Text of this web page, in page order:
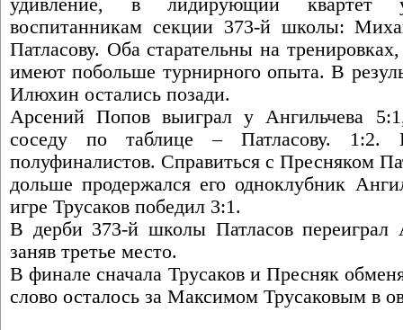
удивление, в лидирующий квартет
воспитанникам секции 373-й школы:
Патласову. Оба старательны на
имеют побольше турнирного опыта. В
Илюхин остались позади.
Арсений Попов выиграл у Ангильчева
соседу по таблице – Патласову. 1:2.
полуфиналистов. Справиться с Пресняком
дольше продержался его одноклубник
игре Трусаков победил 3:1.
В дерби 373-й школы Патласов переиграл
заняв третье место.
В финале сначала Трусаков и Пресняк
слово осталось за Максимом Трусаковым в